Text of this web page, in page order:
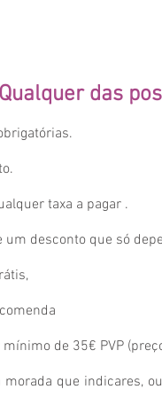
Qualquer das
taxa a pagar .
desconto que só
de 35€ PVP
que indicares,